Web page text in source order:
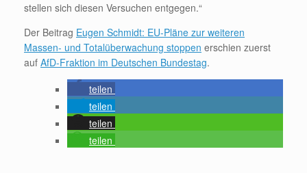
stellen sich diesen Versuchen entgegen.“
Der Beitrag Eugen Schmidt: EU-Pläne zur weiteren
Massen- und Totalüberwachung stoppen erschien zuerst
auf AfD-Fraktion im Deutschen Bundestag.
teilen
teilen
teilen
teilen